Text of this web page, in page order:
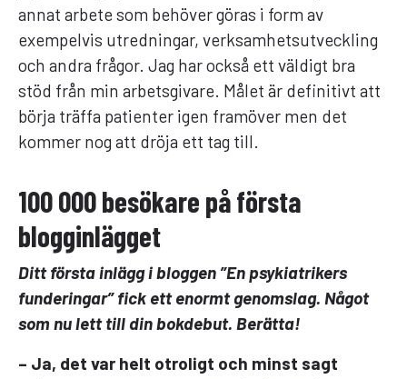
annat arbete som behöver göras i form av
exempelvis utredningar, verksamhetsutveckling
och andra frågor. Jag har också ett väldigt bra
stöd från min arbetsgivare. Målet är definitivt att
börja träffa patienter igen framöver men det
kommer nog att dröja ett tag till.
100 000 besökare på första
blogginlägget
Ditt första inlägg i bloggen ”En psykiatrikers
funderingar” fick ett enormt genomslag. Något
som nu lett till din bokdebut. Berätta!
– Ja, det var helt otroligt och minst sagt